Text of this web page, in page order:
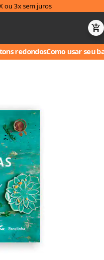
ou 3x sem juros
redondosComo usar seu